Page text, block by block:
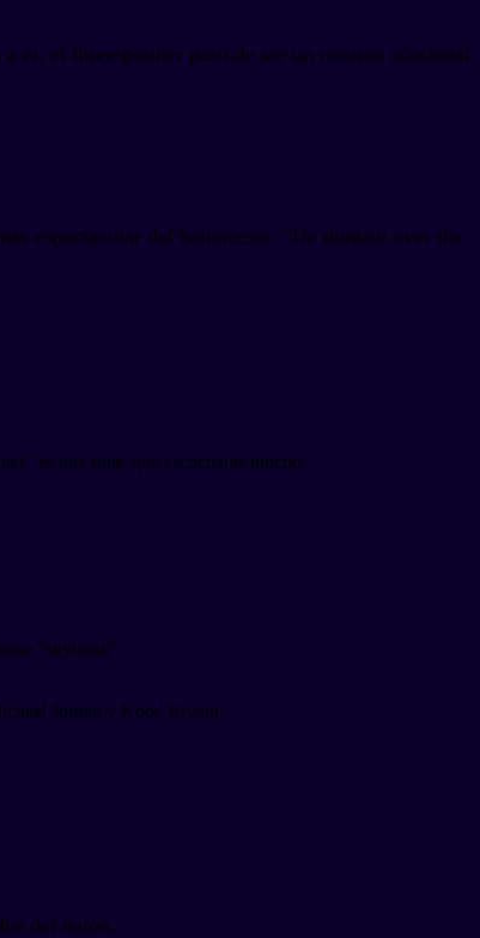
él, el three-pointer pasó de ser un recurso ocasional
espectacular del baloncesto. "He dunked over the
es una frase que escucharás mucho.
"skyhook".
Jordan y Kobe Bryant.
del balón.